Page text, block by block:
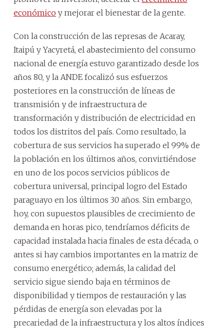
económico y mejorar el bienestar de la gente.
Con la construcción de las represas de Acaray,
Itaipú y Yacyretá, el abastecimiento del consumo
nacional de energía estuvo garantizado desde los
años 80, y la ANDE focalizó sus esfuerzos
posteriores en la construcción de líneas de
transmisión y de infraestructura de
transformación y distribución de electricidad en
todos los distritos del país. Como resultado, la
cobertura de sus servicios ha superado el 99% de
la población en los últimos años, convirtiéndose
en uno de los pocos servicios públicos de
cobertura universal, principal logro del Estado
paraguayo en los últimos 30 años. Sin embargo,
hoy, con supuestos plausibles de crecimiento de
demanda en horas pico, tendríamos déficits de
capacidad instalada hacia finales de esta década, o
antes si hay cambios importantes en la matriz de
consumo energético; además, la calidad del
servicio sigue siendo baja en términos de
disponibilidad y tiempos de restauración y las
pérdidas de energía son elevadas por la
precariedad de la infraestructura y los altos índices